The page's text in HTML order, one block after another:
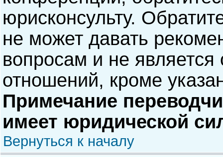
юрисконсульту.
не может давать
вопросам и не
отношений, кроме
Примечание
имеет юридической
Вернуться к началу